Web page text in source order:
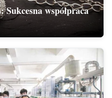
Sukcesna współpraca